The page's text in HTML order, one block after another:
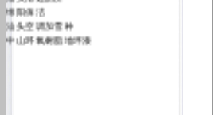
绵阳保洁
汕头空调加雪种
中山环氧树脂地坪漆
汕头万佳清洁服务有限公司